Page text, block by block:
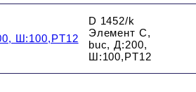
D 1452/k
Элемент C,
buc, Д:200,
Ш:100,PT12